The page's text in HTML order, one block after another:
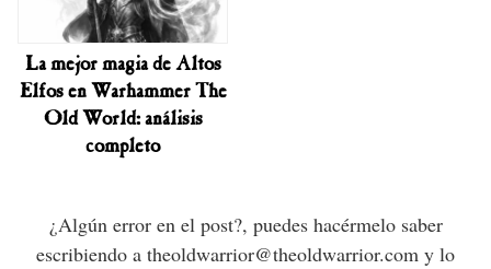
La mejor magia de Altos
Elfos en Warhammer The
Old World: análisis
completo
¿Algún error en el post?, puedes hacérmelo saber
escribiendo a theoldwarrior@theoldwarrior.com y lo